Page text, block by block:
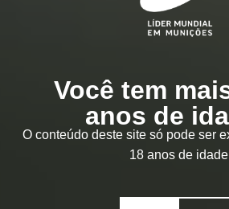
Você tem
anos de
O conteúdo deste site só pode ser
18 anos de